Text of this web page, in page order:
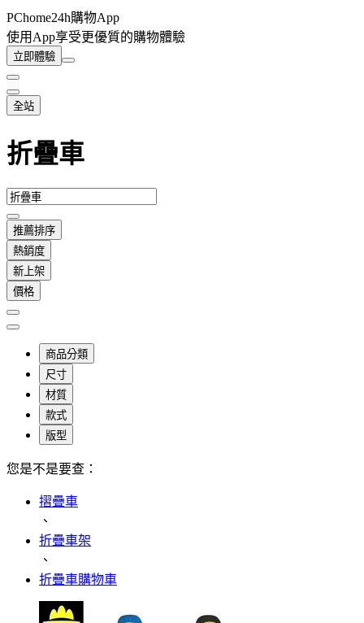
PChome24h購物App
使用App享受更優質的購物體驗
立即體驗
全站
折疊車
推薦排序
熱銷度
新上架
價格
商品分類
尺寸
材質
款式
版型
您是不是要查：
摺疊車
、
折疊車架
、
折疊車購物車